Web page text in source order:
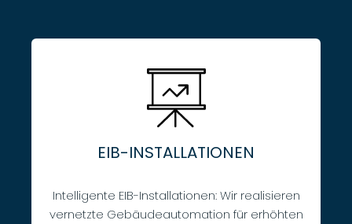
EIB-INSTALLATIONEN
Intelligente EIB-Installationen: Wir realisieren
vernetzte Gebäudeautomation für erhöhten